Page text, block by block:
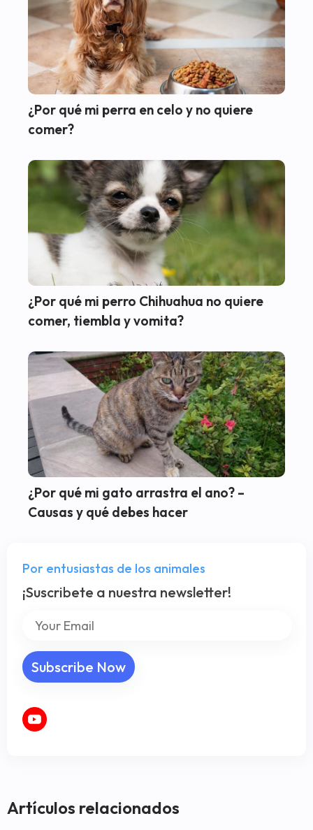
¿Por qué mi perra en celo y no quiere
comer?
¿Por qué mi perro Chihuahua no quiere
comer, tiembla y vomita?
¿Por qué mi gato arrastra el ano? –
Causas y qué debes hacer
Por entusiastas de los animales
¡Suscribete a nuestra newsletter!
Artículos relacionados